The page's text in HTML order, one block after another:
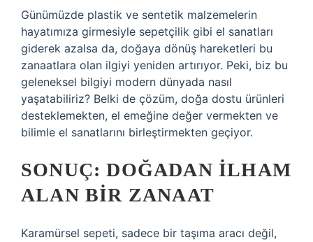
Günümüzde plastik ve sentetik malzemelerin
hayatımıza girmesiyle sepetçilik gibi el sanatları
giderek azalsa da, doğaya dönüş hareketleri bu
zanaatlara olan ilgiyi yeniden artırıyor. Peki, biz bu
geleneksel bilgiyi modern dünyada nasıl
yaşatabiliriz? Belki de çözüm, doğa dostu ürünleri
desteklemekten, el emeğine değer vermekten ve
bilimle el sanatlarını birleştirmekten geçiyor.
SONUÇ: DOĞADAN İLHAM
ALAN BIR ZANAAT
Karamürsel sepeti, sadece bir taşıma aracı değil,